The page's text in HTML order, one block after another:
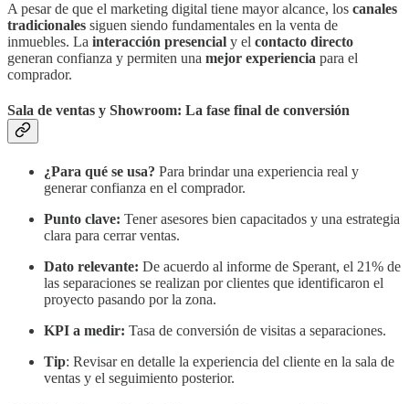
A pesar de que el marketing digital tiene mayor alcance, los canales
tradicionales siguen siendo fundamentales en la venta de
inmuebles. La interacción presencial y el contacto directo
generan confianza y permiten una mejor experiencia para el
comprador.
Sala de ventas y Showroom: La fase final de conversión
¿Para qué se usa? Para brindar una experiencia real y
generar confianza en el comprador.
Punto clave: Tener asesores bien capacitados y una estrategia
clara para cerrar ventas.
Dato relevante: De acuerdo al informe de Sperant, el 21% de
las separaciones se realizan por clientes que identificaron el
proyecto pasando por la zona.
KPI a medir: Tasa de conversión de visitas a separaciones.
Tip: Revisar en detalle la experiencia del cliente en la sala de
ventas y el seguimiento posterior.